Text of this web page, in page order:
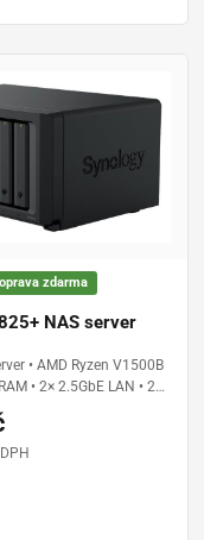
zdarma
NAS server
• AMD Ryzen V1500B
• 2× 2.5GbE LAN • 2×
(DSM) • pro
nasazení